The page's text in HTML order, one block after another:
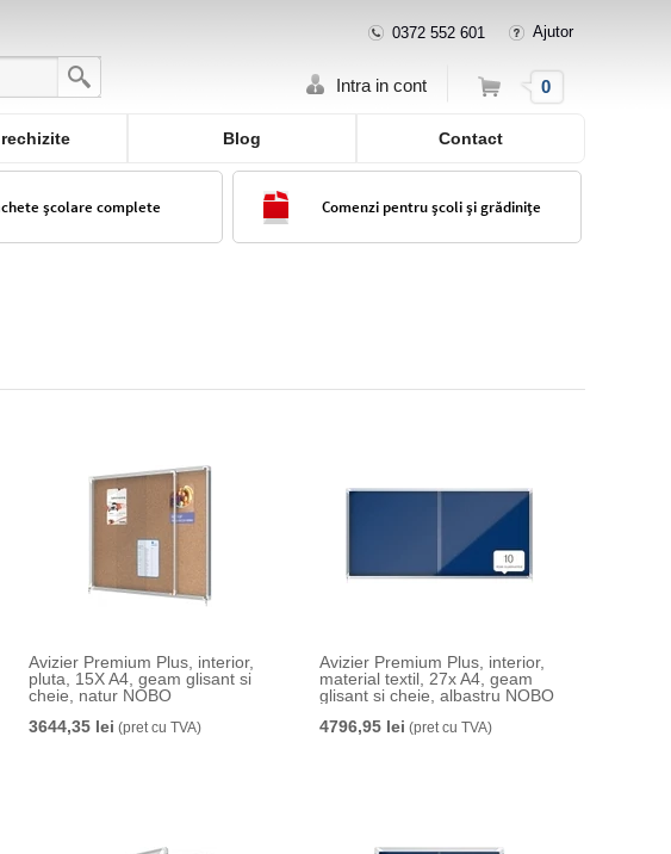
0372 552 601 Ajutor
Intra in cont Cos 0
Blog Contact
școlare complete Comenzi pentru școli și grădinițe
Avizier Premium Plus, interior,
pluta, 15X A4, geam glisant si
cheie, natur NOBO
3644,35 lei (pret cu TVA)
Avizier Premium Plus, interior,
material textil, 27x A4, geam
glisant si cheie, albastru NOBO
4796,95 lei (pret cu TVA)